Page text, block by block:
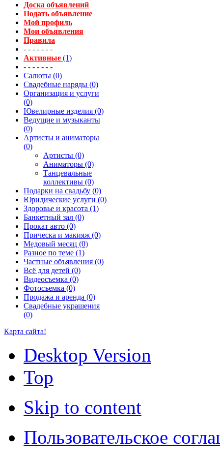
Доска объявлений
Подать объявление
Мой профиль
Мои объявления
Правила
- - - - - - -
Активные (1)
- - - - - - -
Салюты (0)
Свадебные наряды (0)
Организация и услуги
(0)
Ювелирные изделия (0)
Ведущие и музыканты
(0)
Артисты и аниматоры
(0)
Артисты (0)
Аниматоры (0)
Танцевальные
коллективы (0)
Подарки на свадьбу (0)
Юридические услуги (0)
Здоровье и красота (1)
Банкетный зал (0)
Прокат авто (0)
Прическа и макияж (0)
Медовый месяц (0)
Разное по теме (1)
Частные объявления (0)
Всё для детей (0)
Видеосъемка (0)
Фотосъемка (0)
Продажа и аренда (0)
Свадебные украшения
(0)
Карта сайта!
Desktop Version
Top
Skip to content
Пользовательское